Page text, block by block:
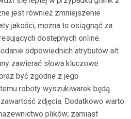
jest również zmniejszenie
jakości; można to osiągnąć za
dostępnych online.
odpowiednich atrybutów alt
zawierać słowa kluczowe
być zgodne z jego
roboty wyszukiwarek będą
zdjęcia. Dodatkowo warto
plików; zamiast